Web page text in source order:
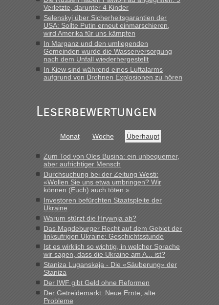
Grenzübergang zwischen Polen und der Ukraine geht es am
schnellsten?
„Wir sind mit unserem Wohnmobil, wie geplant am Montag
15.6. in Krakovets rüber. Sehr zeitig los gegen 5 Uhr in der
Früh. Mit sehr sehr wenig Verkehr, super bis zur Grenze. Nur
8 PKW vor der Schranke....“
inBerichte und Reisetipps • Re: An welchem
Grenzübergang zwischen Polen und der Ukraine geht es am
„Gestern 6 Stunden warten vor der Grenze Richtung Polen
in Krakowez mit dem Kleinbus. Abfertigung ging dann
Berichte und Reisetipps • Re: An welchem
Grenzübergang zwischen Polen und der Ukraine geht es am
schnellsten?
„Bin am Montag 15.6.26 um 8 Uhr in Urgyniw ausgereist,
das erste Mal an einem Montagmorgen ca. 15 Fahrzeuge
vor mir, bin sonst der Erste oder Zweite, egal, nach ca 20
Minuten wurde dann die nächste Welle...“
Berichte und Reisetipps • Re: An welchem
Grenzübergang zwischen Polen und der Ukraine geht es am
schnellsten?
„Derzeit, ist es überall sehr voll an den Grenzen Ukraine/
Polen. Zb. Krakovets 100 PKW ca. 10 h Wartezeit. Wollen
Montag rüber, versuchen es sehr früh.“
Verletzte, darunter 4 Kinder
Selenskyj über Sicherheitsgarantien der
USA: Sollte Putin erneut einmarschieren,
wird Amerika für uns kämpfen
In Marganz und den umliegenden
Gemeinden wurde die Wasserversorgung
nach dem Unfall wiederhergestellt
In Kiew sind während eines Luftalarms
aufgrund von Drohnen Explosionen zu hören
Leserbewertungen
Monat Woche Überhaupt
Zum Tod von Oles Busina: ein unbequemer,
aber aufrichtiger Mensch
Durchsuchung bei der Zeitung Westi:
«Wollen Sie uns etwa umbringen? Wir
können (Euch) auch töten.»
Investoren befürchten Staatspleite der
Ukraine
Warum stürzt die Hrywnja ab?
Das Magdeburger Recht auf dem Gebiet der
linksufrigen Ukraine: Geschichtsstunde
Ist es wirklich so wichtig, in welcher Sprache
wir sagen, dass die Ukraine am A... ist?
Staniza Luganskaja - Die «Säuberung» der
Staniza
Der IWF gibt Geld ohne Reformen
Der Getreidemarkt: Neue Ernte, alte
Probleme